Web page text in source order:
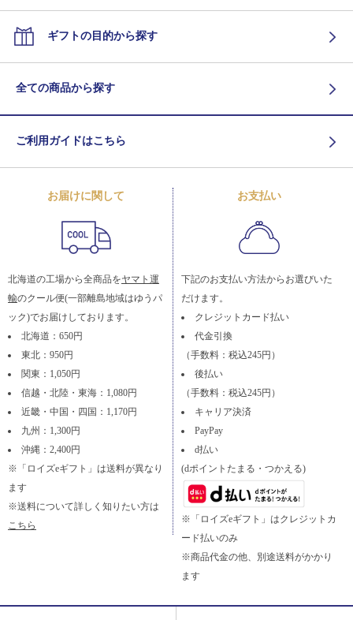
ギフトの目的から探す
全ての商品から探す
ご利用ガイドはこちら
お届けに関して
北海道の工場から全商品をヤマト運
輸のクール便(一部離島地域はゆうパ
ック)でお届けしております。
北海道：650円
東北：950円
関東：1,050円
信越・北陸・東海：1,080円
近畿・中国・四国：1,170円
九州：1,300円
沖縄：2,400円
※「ロイズeギフト」は送料が異なり
ます
※送料について詳しく知りたい方は
こちら
お支払い
下記のお支払い方法からお選びいた
だけます。
クレジットカード払い
代金引換
（手数料：税込245円）
後払い
（手数料：税込245円）
キャリア決済
PayPay
d払い
(dポイントたまる・つかえる)
※「ロイズeギフト」はクレジットカ
ード払いのみ
※商品代金の他、別途送料がかかり
ます